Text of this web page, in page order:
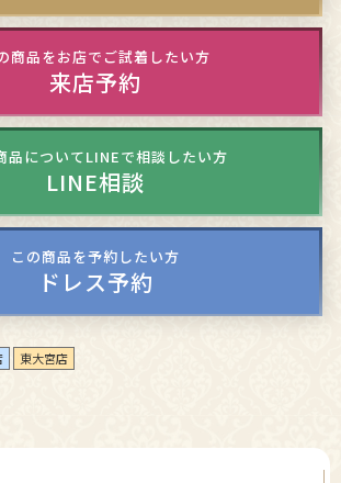
商品をお店でご試着したい方
来店予約
品についてLINEで相談したい方
LINE相談
この商品を予約したい方
ドレス予約
東大宮店